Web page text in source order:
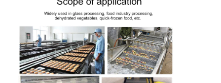
Rumah